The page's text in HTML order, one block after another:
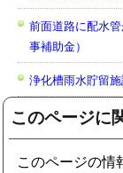
前面道路に配水
事補助金）
浄化槽雨水貯留
このページに
このページの情